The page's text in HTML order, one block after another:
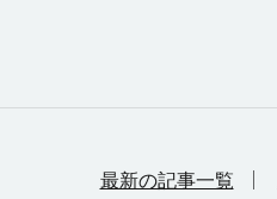
最新の記事一覧